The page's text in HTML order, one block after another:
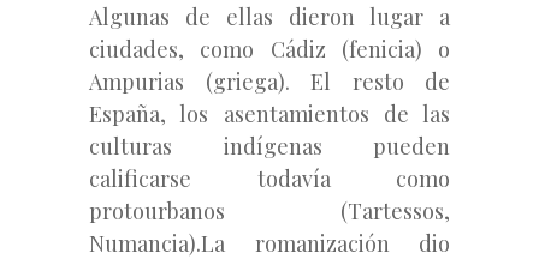
Algunas de ellas dieron lugar a
ciudades, como Cádiz (fenicia) o
Ampurias (griega). El resto de
España, los asentamientos de las
culturas indígenas pueden
calificarse todavía como
protourbanos (Tartessos,
Numancia).La romanización dio